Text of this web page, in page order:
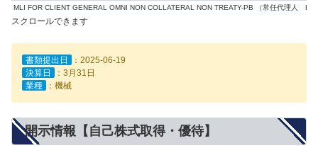
MLI FOR CLIENT GENERAL OMNI NON COLLATERAL NON TREATY-PB （常任代理人
スクロールできます
書類提出日
：2025-06-19
決算日
：3月31日
業種
：機械
開示情報【自己株式取得・優待】